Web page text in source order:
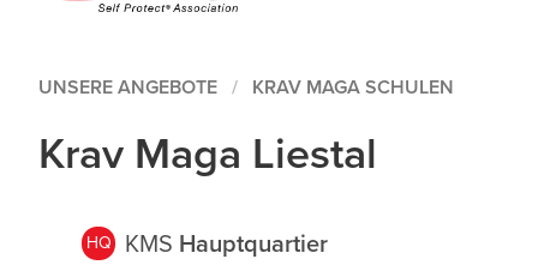
UNSERE ANGEBOTE KRAV MAGA SCHULEN
Krav Maga Liestal
HQ KMS Hauptquartier